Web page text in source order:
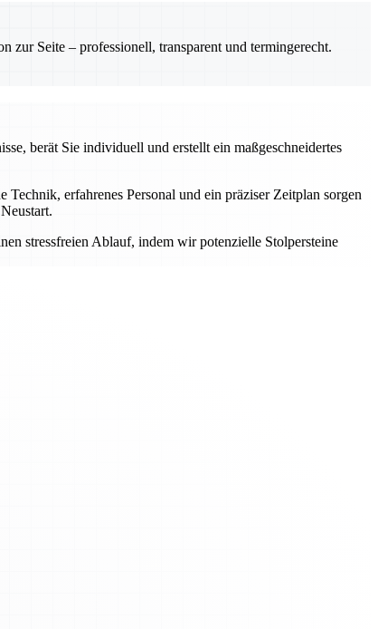
zur Seite – professionell, transparent und termingerecht.
berät Sie individuell und erstellt ein maßgeschneidertes
erfahrenes Personal und ein präziser Zeitplan sorgen
stressfreien Ablauf, indem wir potenzielle Stolpersteine